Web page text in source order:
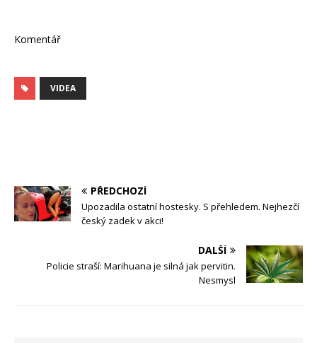
Komentář
VIDEA
PŘEDCHOZÍ
Upozadila ostatní hostesky. S přehledem. Nejhezčí
český zadek v akci!
DALŠÍ
Policie straší: Marihuana je silná jak pervitin.
Nesmysl